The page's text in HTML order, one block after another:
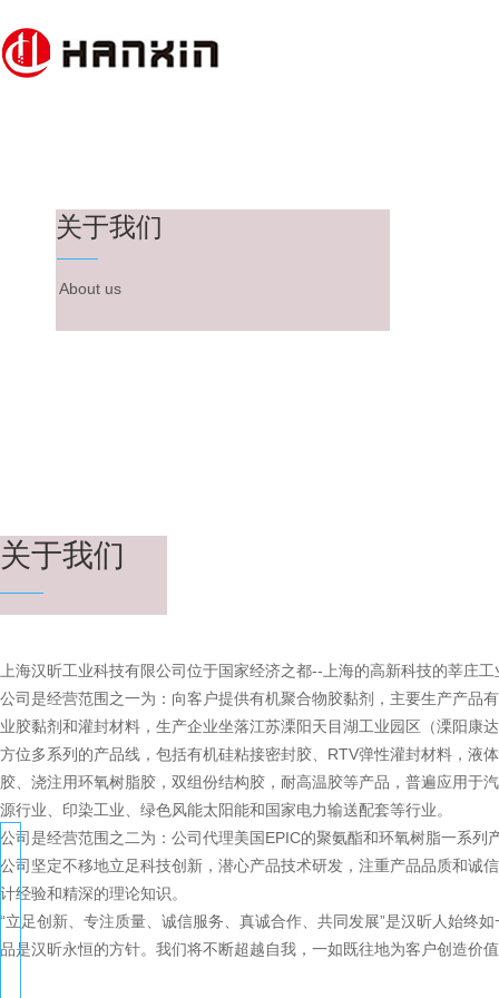
关于我们
About us
关于我们
上海汉昕工业科技有限公司位于国家经济之都--上海的高新科技的莘庄工
公司是经营范围之一为：向客户提供有机聚合物胶黏剂，主要生产产品
业胶黏剂和灌封材料，生产企业坐落江苏溧阳天目湖工业园区（溧阳康
方位多系列的产品线，包括有机硅粘接密封胶、RTV弹性灌封材料，液
胶、浇注用环氧树脂胶，双组份结构胶，耐高温胶等产品，普遍应用于
源行业、印染工业、绿色风能太阳能和国家电力输送配套等行业。
公司是经营范围之二为：公司代理美国EPIC的聚氨酯和环氧树脂一系列
公司坚定不移地立足科技创新，潜心产品技术研发，注重产品品质和诚
计经验和精深的理论知识。
“立足创新、专注质量、诚信服务、真诚合作、共同发展”是汉昕人始终
品是汉昕永恒的方针。我们将不断超越自我，一如既往地为客户创造价